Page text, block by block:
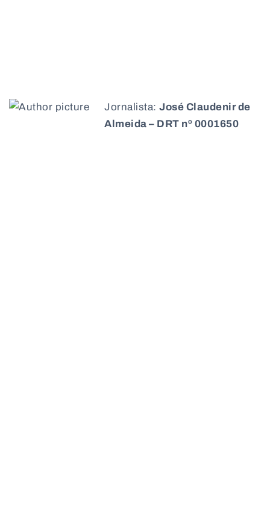
Jornalista: José Claudenir de
Almeida – DRT nº 0001650